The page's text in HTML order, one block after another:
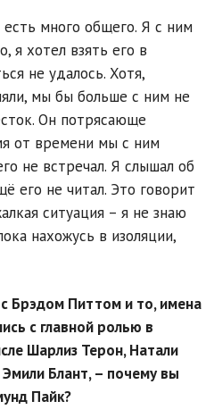
есть много общего. Я с ним
я хотел взять его в
не удалось. Хотя,
мы бы больше с ним не
Он потрясающе
от времени мы с ним
не встречал. Я слышал об
его не читал. Это говорит
ситуация – я не знаю
нахожусь в изоляции,
Брэдом Питтом и то, имена
с главной ролью в
Шарлиз Терон, Натали
Блант, – почему вы
Пайк?